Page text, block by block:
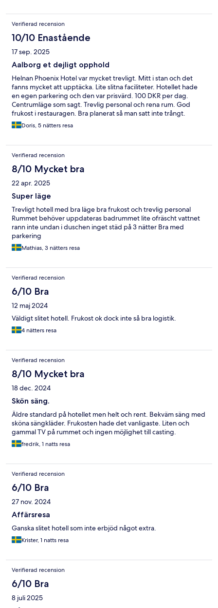
Verifierad recension
10/10 Enastående
17 sep. 2025
Aalborg et dejligt opphold
Helnan Phoenix Hotel var mycket trevligt. Mitt i stan och det
fanns mycket att upptäcka. Lite slitna faciliteter. Hotellet hade
en egen parkering och den var prisvärd. 100 DKR per dag.
Centrumläge som sagt. Trevlig personal och rena rum. God
frukost i restauragen. Bra planerat så man satt inte trångt.
Luftiga lokaler. Uteplats som kunde ha nyttjats varmare dagar.
Doris, 5 nätters resa
Verifierad recension
8/10 Mycket bra
22 apr. 2025
Super läge
Trevligt hotell med bra läge bra frukost och trevlig personal
Rummet behöver uppdateras badrummet lite ofräscht vattnet
rann inte undan i duschen inget städ på 3 nätter Bra med
parkering
Mathias, 3 nätters resa
Verifierad recension
6/10 Bra
12 maj 2024
Väldigt slitet hotell. Frukost ok dock inte så bra logistik.
4 nätters resa
Verifierad recension
8/10 Mycket bra
18 dec. 2024
Skön säng.
Äldre standard på hotellet men helt och rent. Bekväm säng med
sköna sängkläder. Frukosten hade det vanligaste. Liten och
gammal TV på rummet och ingen möjlighet till casting.
fredrik, 1 natts resa
Verifierad recension
6/10 Bra
27 nov. 2024
Affärsresa
Ganska slitet hotell som inte erbjöd något extra.
Krister, 1 natts resa
Verifierad recension
6/10 Bra
8 juli 2025